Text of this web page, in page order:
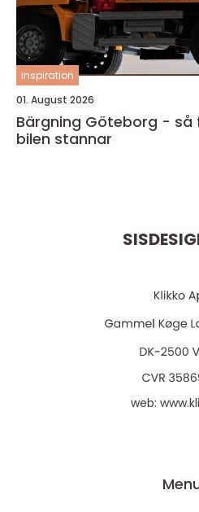
inspiration
01. August 2026
Bärgning Göteborg - så
bilen stannar
web: